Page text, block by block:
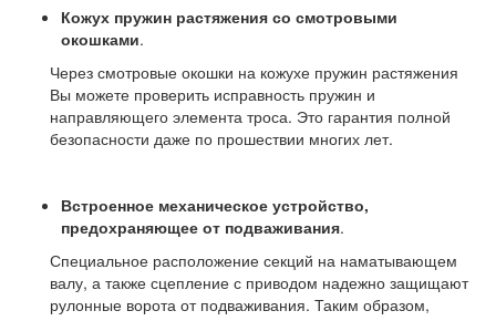
Кожух пружин растяжения со смотровыми
окошками.
Через смотровые окошки на кожухе пружин растяжения
Вы можете проверить исправность пружин и
направляющего элемента троса. Это гарантия полной
безопасности даже по прошествии многих лет.
Встроенное механическое устройство,
предохраняющее от подваживания.
Специальное расположение секций на наматывающем
валу, а также сцепление с приводом надежно защищают
рулонные ворота от подваживания. Таким образом,